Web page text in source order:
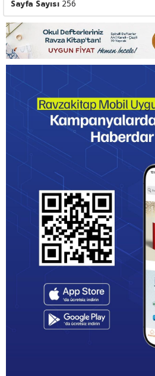
Sayfa Sayısı 256